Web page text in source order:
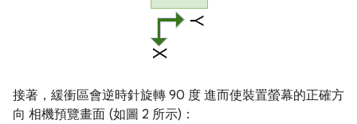
接著，緩衝區會逆時針旋轉 90 度 進而使裝置螢幕的正確方
向 相機預覽畫面 (如圖 2 所示)：